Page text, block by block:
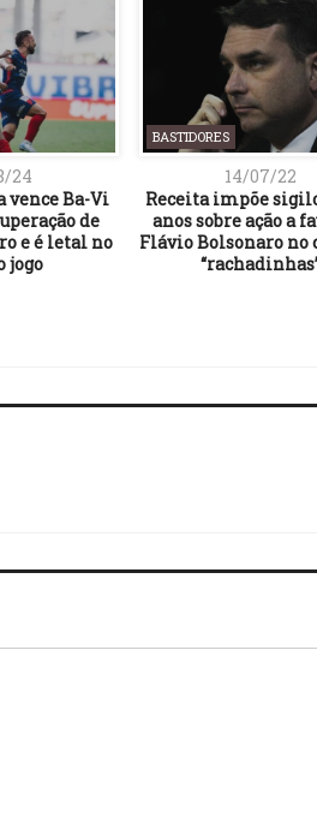
24
vence Ba-Vi
de
e é letal no
jogo
BASTIDORES
14/07/22
Receita impõe
anos sobre ação a
Flávio Bolsonaro no